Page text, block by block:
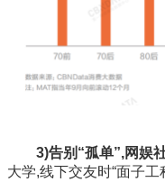
3)告别“孤单”,网娱
大学,线下交友时“面子